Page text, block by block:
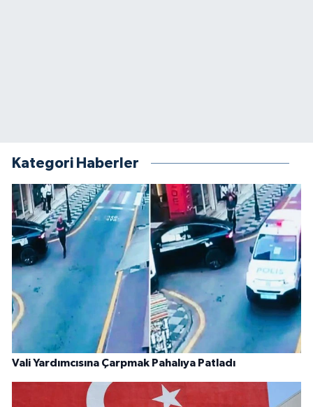
Kategori Haberler
Vali Yardımcısına Çarpmak Pahalıya Patladı